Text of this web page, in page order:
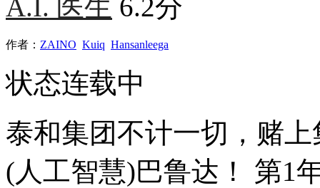
A.I. 医生 6.2分
作者： ZAINO Kuiq Hansanleega
状态连载中
泰和集团不计一切，赌
(人工智慧)巴鲁达！ 第1